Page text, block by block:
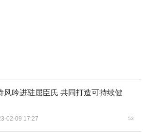
风吟进驻屈臣氏 共同打造可持续健
02-09 17:27 53